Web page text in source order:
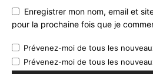
Enregistrer mon nom, email et
pour la prochaine fois que je
Prévenez-moi de tous les
Prévenez-moi de tous les